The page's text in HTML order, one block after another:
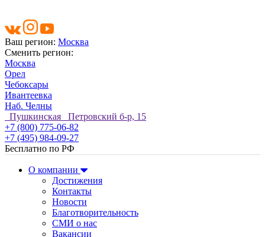
Ваш регион: Москва
Сменить регион:
Москва
Орел
Чебоксары
Ивантеевка
Наб. Челны
Пушкинская Петровский б-р, 15
+7 (800) 775-06-82
+7 (495) 984-09-27
Бесплатно по РФ
О компании
Достижения
Контакты
Новости
Благотворительность
СМИ о нас
Вакансии